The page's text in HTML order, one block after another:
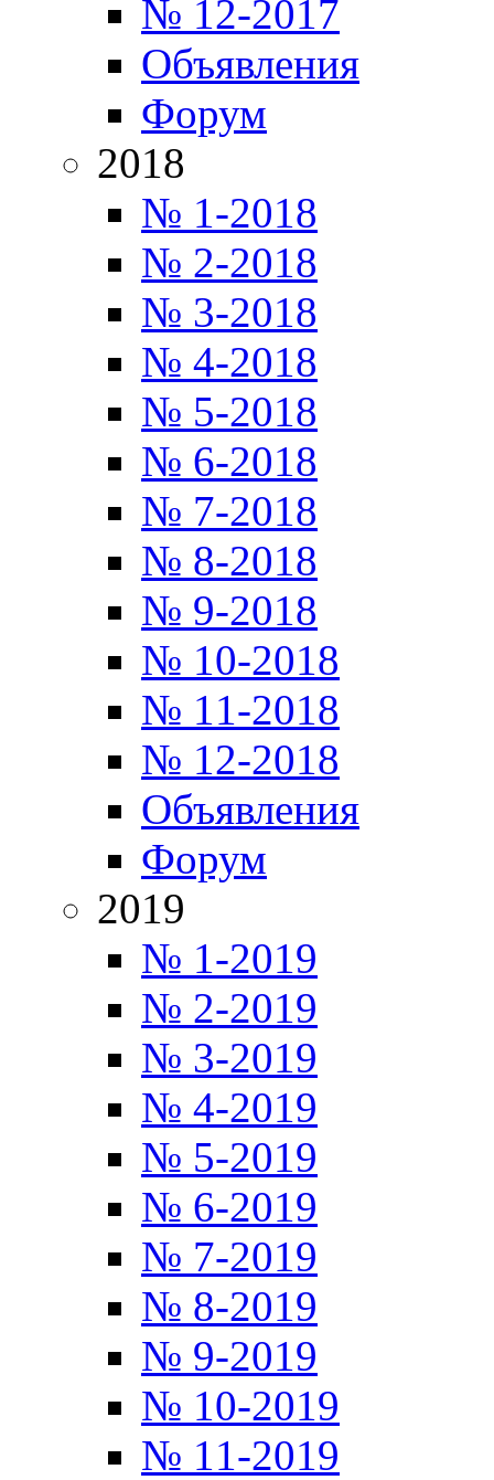
№ 12-2017
Объявления
Форум
2018
№ 1-2018
№ 2-2018
№ 3-2018
№ 4-2018
№ 5-2018
№ 6-2018
№ 7-2018
№ 8-2018
№ 9-2018
№ 10-2018
№ 11-2018
№ 12-2018
Объявления
Форум
2019
№ 1-2019
№ 2-2019
№ 3-2019
№ 4-2019
№ 5-2019
№ 6-2019
№ 7-2019
№ 8-2019
№ 9-2019
№ 10-2019
№ 11-2019